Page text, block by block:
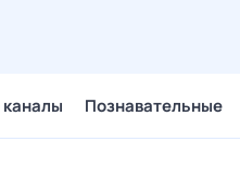
Познавательные